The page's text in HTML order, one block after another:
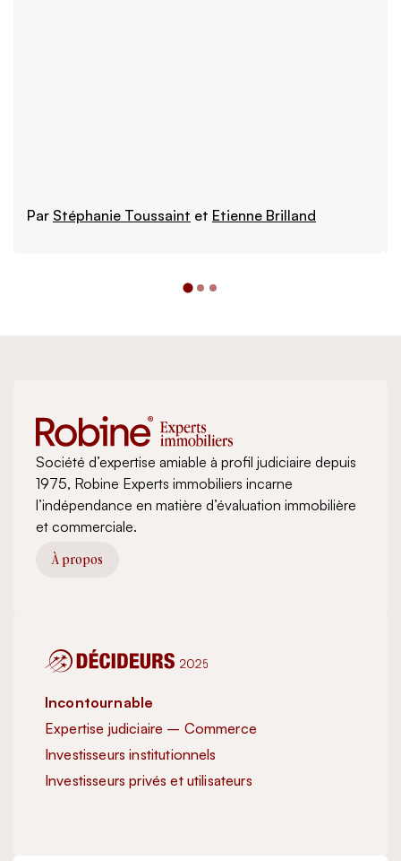
Par Stéphanie Toussaint et Etienne Brilland
Société d’expertise amiable à profil judiciaire depuis
1975, Robine Experts immobiliers incarne
l’indépendance en matière d’évaluation immobilière
et commerciale.
À propos
Incontournable
Expertise judiciaire – Commerce
Investisseurs institutionnels
Investisseurs privés et utilisateurs